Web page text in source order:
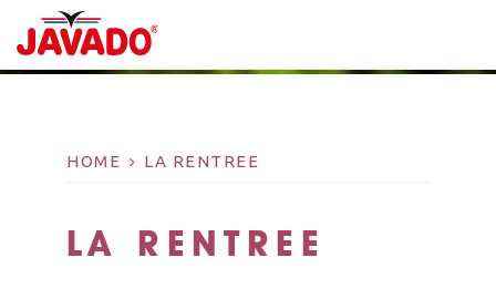
HOME LA RENTREE
LA RENTREE